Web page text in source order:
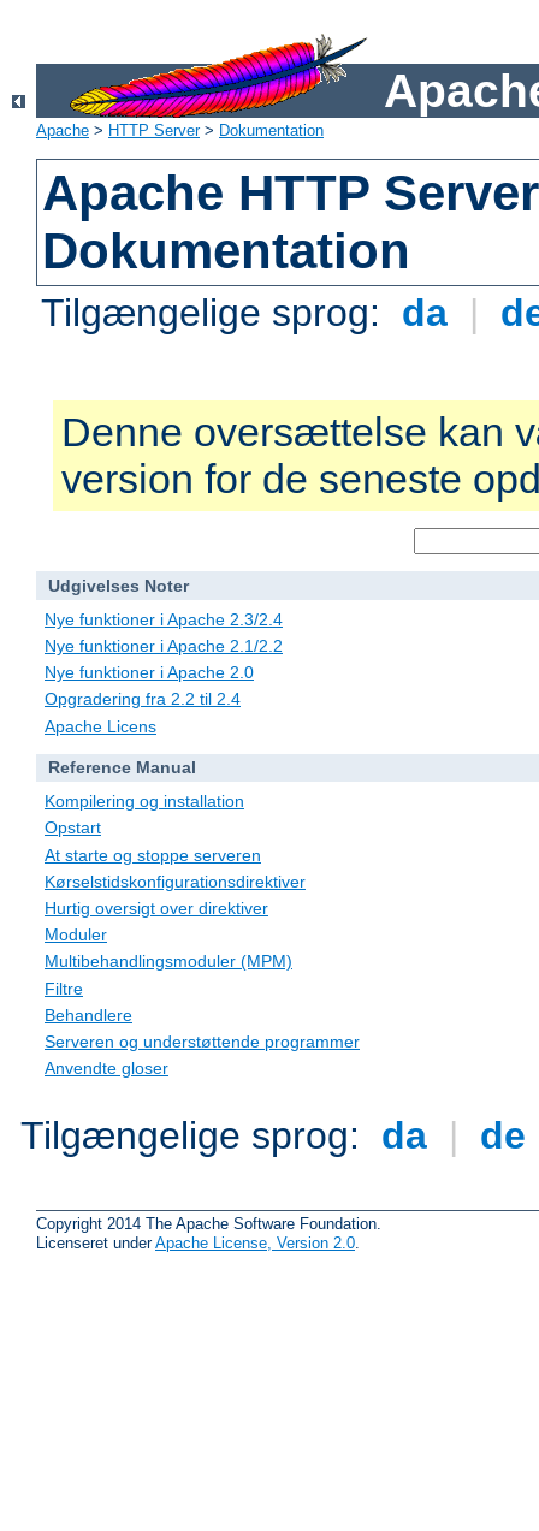
Apache > HTTP Server> Dokumentation
Apache HTTP
Dokumentation
Tilgængelige sprog: da |
Denne oversættelse kan
version for de seneste
Udgivelses Noter
Nye funktioner i Apache 2.3/2.4
Nye funktioner i Apache 2.1/2.2
Nye funktioner i Apache 2.0
Opgradering fra 2.2 til 2.4
Apache Licens
Reference Manual
Kompilering og installation
Opstart
At starte og stoppe serveren
Kørselstidskonfigurationsdirektiver
Hurtig oversigt over direktiver
Moduler
Multibehandlingsmoduler (MPM)
Filtre
Behandlere
Serveren og understøttende programmer
Anvendte gloser
Tilgængelige sprog: da | de
Copyright 2014 The Apache Software Foundation.
Licenseret underApache License, Version 2.0